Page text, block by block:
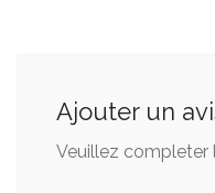
Ajouter un
Veuillez completer